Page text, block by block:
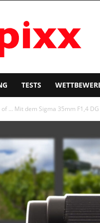
TESTS
of … Mit dem Sigma 35mm F1,4